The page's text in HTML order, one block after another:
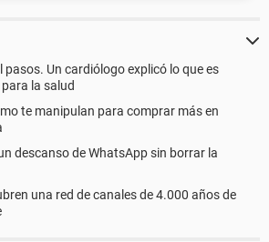
pasos. Un cardiólogo explicó lo que es
la salud
te manipulan para comprar más en
descanso de WhatsApp sin borrar la
una red de canales de 4.000 años de